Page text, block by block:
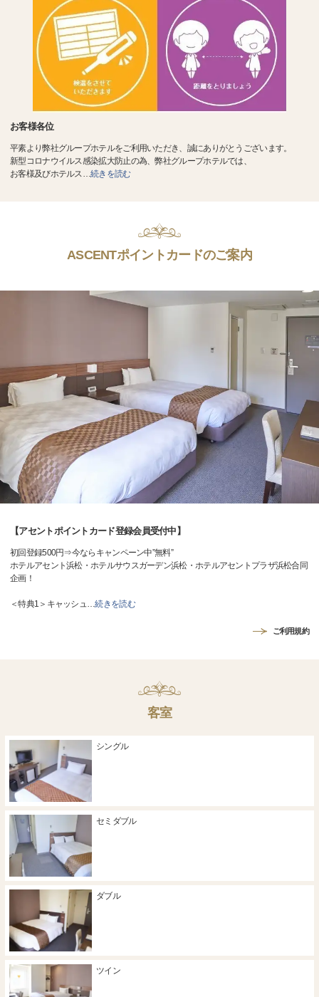
お客様各位
平素より弊社グループホテルをご利用いただき、誠にありがとうございます。
新型コロナウイルス感染拡大防止の為、弊社グループホテルでは、
お客様及びホテルス…続きを読む
ASCENTポイントカードのご案内
【アセントポイントカード登録会員受付中】
初回登録500円⇒今ならキャンペーン中”無料”
ホテルアセント浜松・ホテルサウスガーデン浜松・ホテルアセントプラザ浜松合同
企画！
＜特典1＞キャッシュ…続きを読む
ご利用規約
客室
シングル
セミダブル
ダブル
ツイン